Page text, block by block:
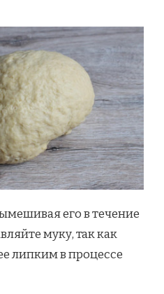
его в течение
муку, так как
липким в процессе